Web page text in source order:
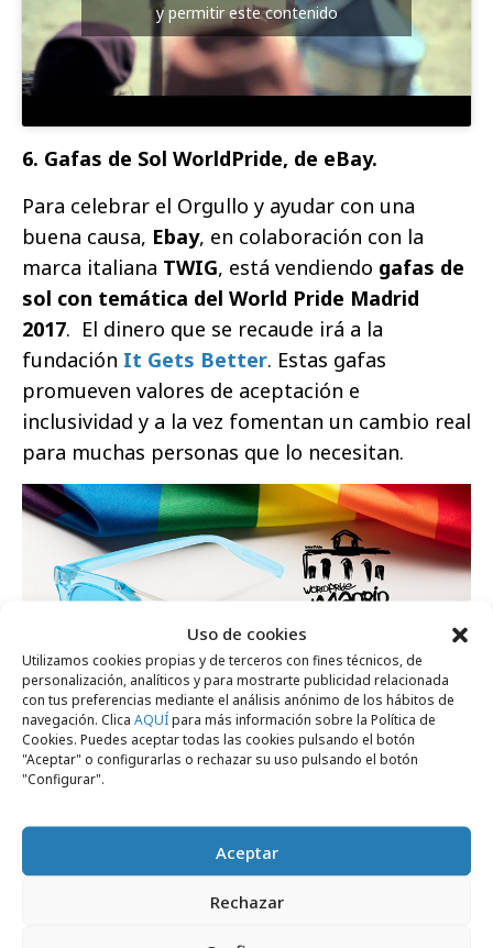
Uso de cookies
Utilizamos cookies propias y de terceros con fines técnicos, de
personalización, analíticos y para mostrarte publicidad relacionada
con tus preferencias mediante el análisis anónimo de los hábitos de
navegación. Clica AQUÍpara más información sobre la Política de
Cookies. Puedes aceptar todas las cookies pulsando el botón
"Aceptar" o configurarlas o rechazar su uso pulsando el botón
"Configurar".
Aceptar
Rechazar
y permitir este contenido
6. Gafas de Sol WorldPride, de eBay.
Para celebrar el Orgullo y ayudar con una
buena causa, Ebay, en colaboración con la
marca italiana TWIG, está vendiendo gafas de
sol con temática del World Pride Madrid
2017. El dinero que se recaude irá a la
fundación It Gets Better. Estas gafas
promueven valores de aceptación e
inclusividad y a la vez fomentan un cambio real
para muchas personas que lo necesitan.